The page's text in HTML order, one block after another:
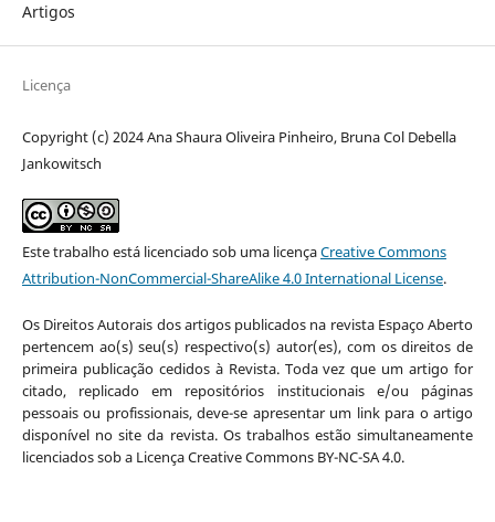
Artigos
Licença
Copyright (c) 2024 Ana Shaura Oliveira Pinheiro, Bruna Col Debella
Jankowitsch
Este trabalho está licenciado sob uma licençaCreative Commons
Attribution-NonCommercial-ShareAlike 4.0 International License.
Os Direitos Autorais dos artigos publicados na revista Espaço Aberto
pertencem ao(s) seu(s) respectivo(s) autor(es), com os direitos de
primeira publicação cedidos à Revista. Toda vez que um artigo for
citado, replicado em repositórios institucionais e/ou páginas
pessoais ou profissionais, deve-se apresentar um link para o artigo
disponível no site da revista. Os trabalhos estão simultaneamente
licenciados sob a Licença Creative Commons BY-NC-SA 4.0.